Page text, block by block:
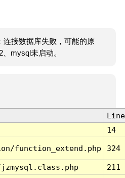
连接数据库失败，可能的原
mysql未启动。
Line
14
function_extend.php 324
211